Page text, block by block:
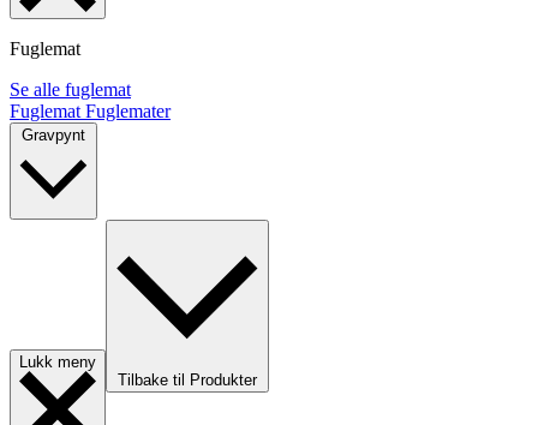
Fuglemat
Se alle fuglemat
Fuglemat Fuglemater
Lukk meny
Tilbake til Produkter